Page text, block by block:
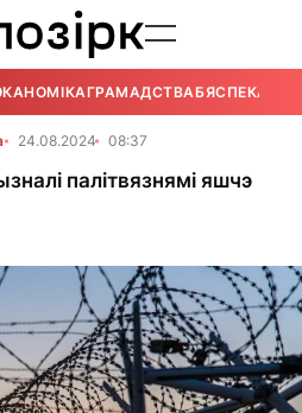
ГРАМАДСТВАБЯСПЕКА
24.08.2024 08:37
палітвязнямі яшчэ